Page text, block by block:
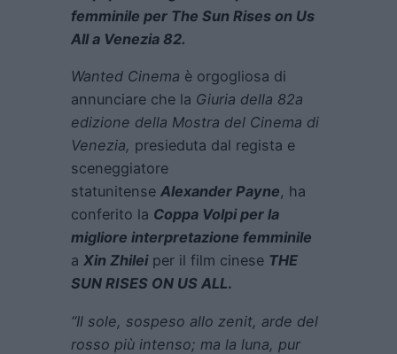
femminile per The Sun Rises on Us
All a Venezia 82.
Wanted Cinema è orgogliosa di
annunciare che la Giuria della 82a
edizione della Mostra del Cinema di
Venezia, presieduta dal regista e
sceneggiatore
statunitense Alexander Payne, ha
conferito la Coppa Volpi per la
migliore interpretazione femminile
a Xin Zhileiper il film cinese THE
SUN RISES ON US ALL.
“Il sole, sospeso allo zenit, arde del
rosso più intenso; ma la luna, pur